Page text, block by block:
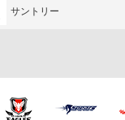
サントリー